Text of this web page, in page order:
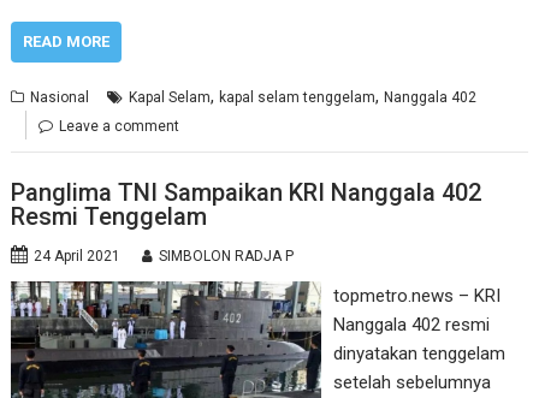
READ MORE
Nasional Kapal Selam,kapal selam tenggelam,Nanggala 402
Leave a comment
Panglima TNI Sampaikan KRI Nanggala 402
Resmi Tenggelam
24 April 2021 SIMBOLON RADJA P
topmetro.news – KRI
Nanggala 402 resmi
dinyatakan tenggelam
setelah sebelumnya